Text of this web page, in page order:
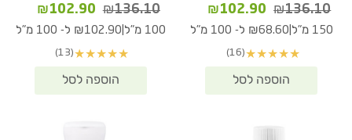
₪136.10
המחיר
המקורי
₪136.10.
₪102.90
המחיר
הנוכחי
150 מ"ל ₪68.60 ל- 100 מ"ל
★
★
★
★
★
(16)
₪136.10
המחיר
המקורי
₪136.10.
₪102.90
הנוכחי
100 מ"ל ₪102.90 ל- 100 מ"ל
★
★
★
★
★
(13)